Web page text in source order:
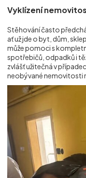
Vyklízení
Stěhování často
ať už jde o byt, dům,
může pomoci s
spotřebičů, odpadků i
zvlášť užitečná v
neobývané nemovitosti